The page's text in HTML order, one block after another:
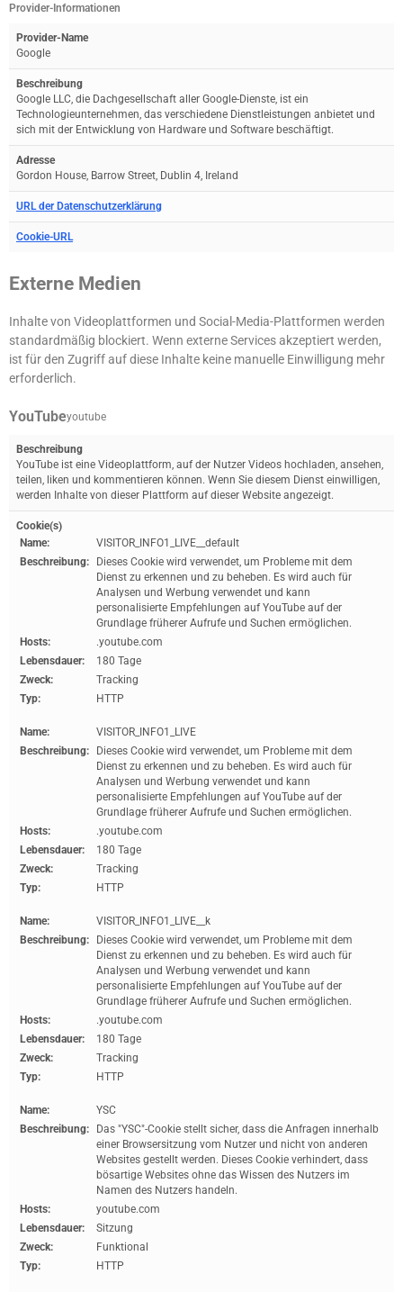
Provider-Informationen
Provider-Name
Google
Beschreibung
Google LLC, die Dachgesellschaft aller Google-Dienste, ist ein
Technologieunternehmen, das verschiedene Dienstleistungen anbietet und
sich mit der Entwicklung von Hardware und Software beschäftigt.
Adresse
Gordon House, Barrow Street, Dublin 4, Ireland
URL der Datenschutzerklärung
Cookie-URL
Externe Medien
Inhalte von Videoplattformen und Social-Media-Plattformen werden
standardmäßig blockiert. Wenn externe Services akzeptiert werden,
ist für den Zugriff auf diese Inhalte keine manuelle Einwilligung mehr
erforderlich.
YouTubeyoutube
Beschreibung
YouTube ist eine Videoplattform, auf der Nutzer Videos hochladen, ansehen,
teilen, liken und kommentieren können. Wenn Sie diesem Dienst einwilligen,
werden Inhalte von dieser Plattform auf dieser Website angezeigt.
Cookie(s)
Name:
VISITOR_INFO1_LIVE__default
Beschreibung:
Dieses Cookie wird verwendet, um Probleme mit dem
Dienst zu erkennen und zu beheben. Es wird auch für
Analysen und Werbung verwendet und kann
personalisierte Empfehlungen auf YouTube auf der
Grundlage früherer Aufrufe und Suchen ermöglichen.
Hosts:
.youtube.com
Lebensdauer:
180 Tage
Zweck:
Tracking
Typ:
HTTP
Name:
VISITOR_INFO1_LIVE
Beschreibung:
Dieses Cookie wird verwendet, um Probleme mit dem
Dienst zu erkennen und zu beheben. Es wird auch für
Analysen und Werbung verwendet und kann
personalisierte Empfehlungen auf YouTube auf der
Grundlage früherer Aufrufe und Suchen ermöglichen.
Hosts:
.youtube.com
Lebensdauer:
180 Tage
Zweck:
Tracking
Typ:
HTTP
Name:
VISITOR_INFO1_LIVE__k
Beschreibung:
Dieses Cookie wird verwendet, um Probleme mit dem
Dienst zu erkennen und zu beheben. Es wird auch für
Analysen und Werbung verwendet und kann
personalisierte Empfehlungen auf YouTube auf der
Grundlage früherer Aufrufe und Suchen ermöglichen.
Hosts:
.youtube.com
Lebensdauer:
180 Tage
Zweck:
Tracking
Typ:
HTTP
Name:
YSC
Beschreibung:
Das "YSC"-Cookie stellt sicher, dass die Anfragen innerhalb
einer Browsersitzung vom Nutzer und nicht von anderen
Websites gestellt werden. Dieses Cookie verhindert, dass
bösartige Websites ohne das Wissen des Nutzers im
Namen des Nutzers handeln.
Hosts:
youtube.com
Lebensdauer:
Sitzung
Zweck:
Funktional
Typ:
HTTP